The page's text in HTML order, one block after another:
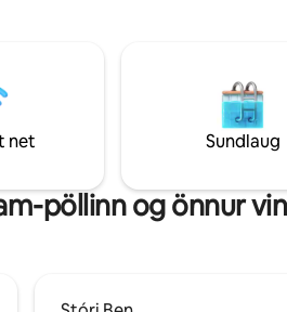
frá Harrods, Buckingham-
garði. Athugaðu að
er á efstu hæðinni og það er
(um það bil 5 tröppur).
net Sundlaug
pöllinn og önnur